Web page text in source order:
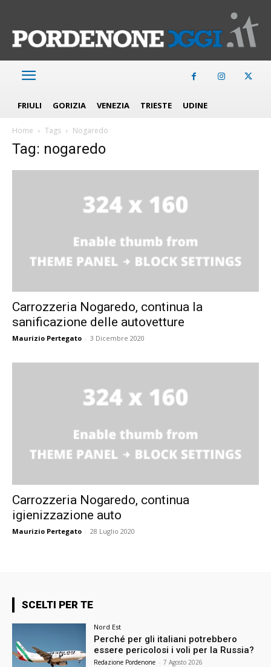
FRIULI GORIZIA VENEZIA TRIESTE UDINE
Home Tags Nogaredo
Tag: nogaredo
Carrozzeria Nogaredo, continua la
sanificazione delle autovetture
Maurizio Pertegato - 3 Dicembre 2020
Carrozzeria Nogaredo, continua
igienizzazione auto
Maurizio Pertegato - 28 Luglio 2020
SCELTI PER TE
Nord Est
Perché per gli italiani potrebbero
essere pericolosi i voli per la Russia?
Redazione Pordenone - 7 Agosto 2026